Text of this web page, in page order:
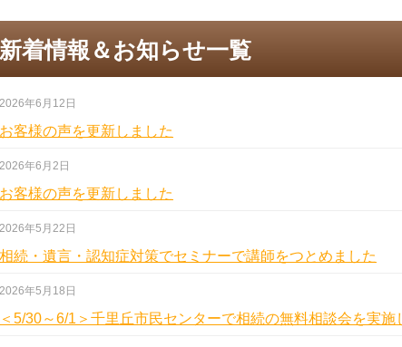
新着情報＆お知らせ一覧
2026年6月12日
お客様の声を更新しました
2026年6月2日
お客様の声を更新しました
2026年5月22日
相続・遺言・認知症対策でセミナーで講師をつとめました
2026年5月18日
＜5/30～6/1＞千里丘市民センターで相続の無料相談会を実施